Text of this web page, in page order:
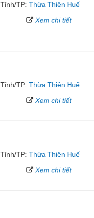
Tỉnh/TP:Thừa Thiên Huế
Xem chi tiết
Tỉnh/TP:Thừa Thiên Huế
Xem chi tiết
Tỉnh/TP:Thừa Thiên Huế
Xem chi tiết